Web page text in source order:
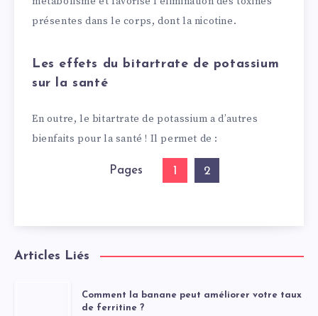
présentes dans le corps, dont la nicotine.
Les effets du bitartrate de potassium
sur la santé
En outre, le bitartrate de potassium a d’autres
bienfaits pour la santé ! Il permet de :
Pages 1 2
Articles Liés
Comment la banane peut améliorer votre taux
de ferritine ?